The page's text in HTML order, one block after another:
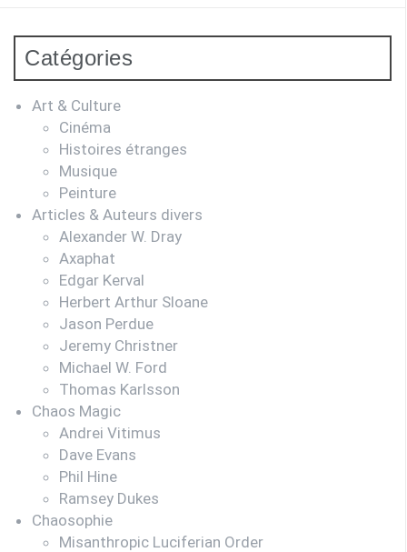
Catégories
Art & Culture
Cinéma
Histoires étranges
Musique
Peinture
Articles & Auteurs divers
Alexander W. Dray
Axaphat
Edgar Kerval
Herbert Arthur Sloane
Jason Perdue
Jeremy Christner
Michael W. Ford
Thomas Karlsson
Chaos Magic
Andrei Vitimus
Dave Evans
Phil Hine
Ramsey Dukes
Chaosophie
Misanthropic Luciferian Order